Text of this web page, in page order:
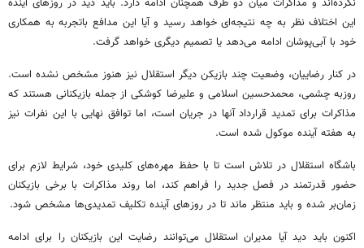
نکرده‌اند و مذاکرات میان دو طرف همچنان ادامه دارد. باید دید در روزهای آینده
این اختلاف نظر به چه نتیجه‌ای خواهد رسید و آیا این مدافع باتجربه به همکاری
خود با آبی‌پوشان ادامه می‌دهد یا تصمیم دیگری خواهد گرفت.
در کنار رضاییان، وضعیت چند بازیکن دیگر استقلال نیز هنوز مشخص نشده است.
روزبه چشمی، محمدحسین اسلامی و علیرضا کوشکی از جمله بازیکنانی هستند که
مذاکرات برای تمدید قرارداد آنها در جریان است، اما توافق نهایی با این نفرات نیز
به هفته آینده موکول شده است.
باشگاه استقلال در تلاش است تا با حفظ مهره‌های کلیدی خود، شرایط لازم برای
حضور قدرتمند در فصل جدید را فراهم کند، اما روند مذاکرات با برخی بازیکنان
زمان‌بر شده و باید منتظر ماند تا در روزهای آینده تکلیف تمدیدی‌ها مشخص شود.
اکنون باید دید آیا مدیران استقلال می‌توانند رضایت این بازیکنان را برای ادامه